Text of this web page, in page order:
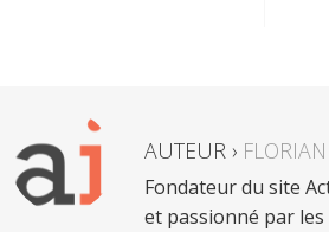
AUTEUR ›
Fondateur du site
et passionné par